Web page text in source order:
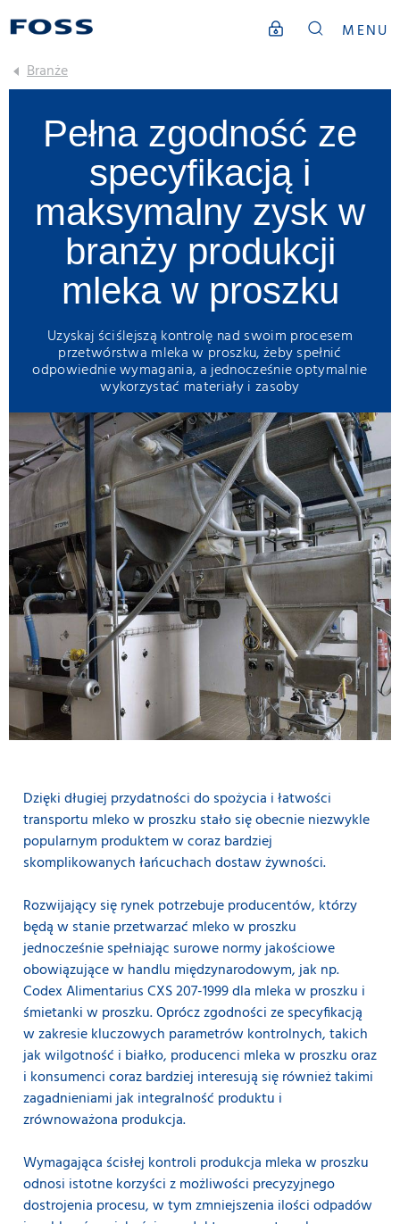
MENU
Branże
Pełna zgodność ze
specyfikacją i
maksymalny zysk w
branży produkcji
mleka w proszku
Uzyskaj ściślejszą kontrolę nad swoim procesem
przetwórstwa mleka w proszku, żeby spełnić
odpowiednie wymagania, a jednocześnie optymalnie
wykorzystać materiały i zasoby
Dzięki długiej przydatności do spożycia i łatwości
transportu mleko w proszku stało się obecnie niezwykle
popularnym produktem w coraz bardziej
skomplikowanych łańcuchach dostaw żywności.
Rozwijający się rynek potrzebuje producentów, którzy
będą w stanie przetwarzać mleko w proszku
jednocześnie spełniając surowe normy jakościowe
obowiązujące w handlu międzynarodowym, jak np.
Codex Alimentarius CXS 207-1999 dla mleka w proszku i
śmietanki w proszku. Oprócz zgodności ze specyfikacją
w zakresie kluczowych parametrów kontrolnych, takich
jak wilgotność i białko, producenci mleka w proszku oraz
i konsumenci coraz bardziej interesują się również takimi
zagadnieniami jak integralność produktu i
zrównoważona produkcja.
Wymagająca ścisłej kontroli produkcja mleka w proszku
odnosi istotne korzyści z możliwości precyzyjnego
dostrojenia procesu, w tym zmniejszenia ilości odpadów